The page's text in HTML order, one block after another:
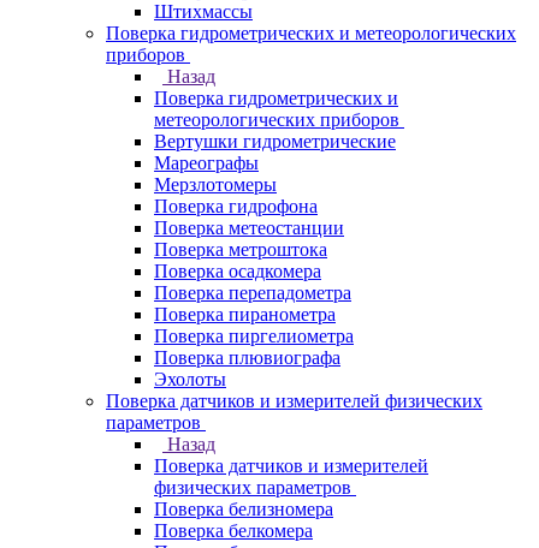
Штихмассы
Поверка гидрометрических и метеорологических
приборов
Назад
Поверка гидрометрических и
метеорологических приборов
Вертушки гидрометрические
Мареографы
Мерзлотомеры
Поверка гидрофона
Поверка метеостанции
Поверка метроштока
Поверка осадкомера
Поверка перепадометра
Поверка пиранометра
Поверка пиргелиометра
Поверка плювиографа
Эхолоты
Поверка датчиков и измерителей физических
параметров
Назад
Поверка датчиков и измерителей
физических параметров
Поверка белизномера
Поверка белкомера